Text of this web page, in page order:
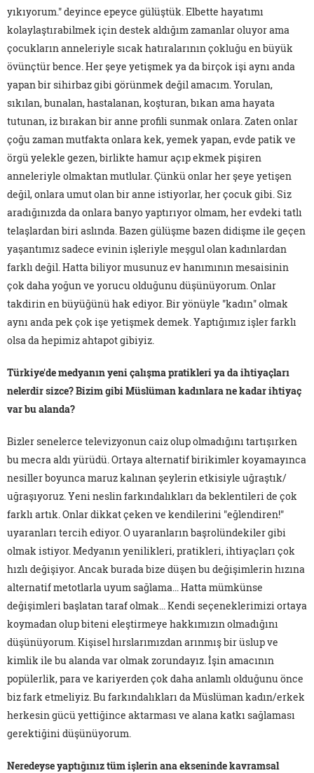
yıkıyorum." deyince epeyce gülüştük. Elbette hayatımı
kolaylaştırabilmek için destek aldığım zamanlar oluyor ama
çocukların anneleriyle sıcak hatıralarının çokluğu en büyük
övünçtür bence. Her şeye yetişmek ya da birçok işi aynı anda
yapan bir sihirbaz gibi görünmek değil amacım. Yorulan,
sıkılan, bunalan, hastalanan, koşturan, bıkan ama hayata
tutunan, iz bırakan bir anne profili sunmak onlara. Zaten onlar
çoğu zaman mutfakta onlara kek, yemek yapan, evde patik ve
örgü yelekle gezen, birlikte hamur açıp ekmek pişiren
anneleriyle olmaktan mutlular. Çünkü onlar her şeye yetişen
değil, onlara umut olan bir anne istiyorlar, her çocuk gibi. Siz
aradığınızda da onlara banyo yaptırıyor olmam, her evdeki tatlı
telaşlardan biri aslında. Bazen gülüşme bazen didişme ile geçen
yaşantımız sadece evinin işleriyle meşgul olan kadınlardan
farklı değil. Hatta biliyor musunuz ev hanımının mesaisinin
çok daha yoğun ve yorucu olduğunu düşünüyorum. Onlar
takdirin en büyüğünü hak ediyor. Bir yönüyle "kadın" olmak
aynı anda pek çok işe yetişmek demek. Yaptığımız işler farklı
olsa da hepimiz ahtapot gibiyiz.
Türkiye'de medyanın yeni çalışma pratikleri ya da ihtiyaçları
nelerdir sizce? Bizim gibi Müslüman kadınlara ne kadar ihtiyaç
var bu alanda?
Bizler senelerce televizyonun caiz olup olmadığını tartışırken
bu mecra aldı yürüdü. Ortaya alternatif birikimler koyamayınca
nesiller boyunca maruz kalınan şeylerin etkisiyle uğraştık/
uğraşıyoruz. Yeni neslin farkındalıkları da beklentileri de çok
farklı artık. Onlar dikkat çeken ve kendilerini "eğlendiren!"
uyaranları tercih ediyor. O uyaranların başrolündekiler gibi
olmak istiyor. Medyanın yenilikleri, pratikleri, ihtiyaçları çok
hızlı değişiyor. Ancak burada bize düşen bu değişimlerin hızına
alternatif metotlarla uyum sağlama... Hatta mümkünse
değişimleri başlatan taraf olmak... Kendi seçeneklerimizi ortaya
koymadan olup biteni eleştirmeye hakkımızın olmadığını
düşünüyorum. Kişisel hırslarımızdan arınmış bir üslup ve
kimlik ile bu alanda var olmak zorundayız. İşin amacının
popülerlik, para ve kariyerden çok daha anlamlı olduğunu önce
biz fark etmeliyiz. Bu farkındalıkları da Müslüman kadın/erkek
herkesin gücü yettiğince aktarması ve alana katkı sağlaması
gerektiğini düşünüyorum.
Neredeyse yaptığınız tüm işlerin ana ekseninde kavramsal